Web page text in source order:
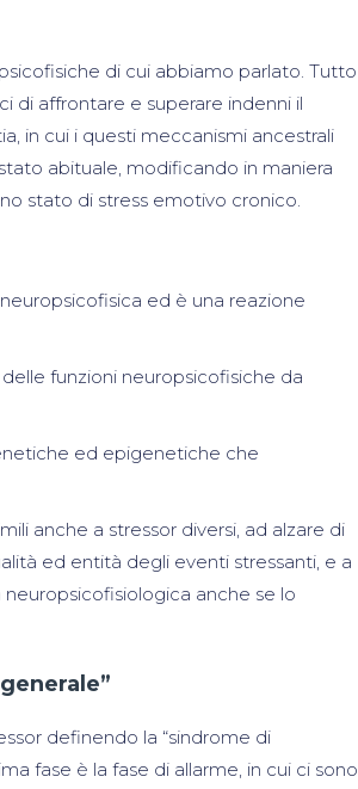
di cui abbiamo parlato. Tutto
di affrontare e superare indenni il
in cui i questi meccanismi ancestrali
abituale, modificando in maniera
stato di stress emotivo cronico.
ed è una reazione
funzioni neuropsicofisiche da
ed epigenetiche che
anche a stressor diversi, ad alzare di
ed entità degli eventi stressanti, e a
anche se lo
definendo la “sindrome di
fase è la fase di allarme, in cui ci sono